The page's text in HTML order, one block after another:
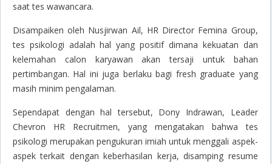
saat tes wawancara.
Disampaiken oleh Nusjirwan Ail, HR Director Femina Group,
tes psikologi adalah hal yang positif dimana kekuatan dan
kelemahan calon karyawan akan tersaji untuk bahan
pertimbangan. Hal ini juga berlaku bagi fresh graduate yang
masih minim pengalaman.
Sependapat dengan hal tersebut, Dony Indrawan, Leader
Chevron HR Recruitmen, yang mengatakan bahwa tes
psikologi merupakan pengukuran imiah untuk menggali aspek-
aspek terkait dengan keberhasilan kerja, disamping resume